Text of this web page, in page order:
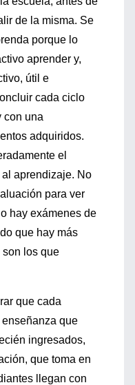
de la misma. Se
porque lo
aprender y,
útil e
cada ciclo
con una
adquiridos.
el
aprendizaje. No
para ver
hay exámenes de
que hay más
los que
que cada
que
ingresados,
que toma en
llegan con